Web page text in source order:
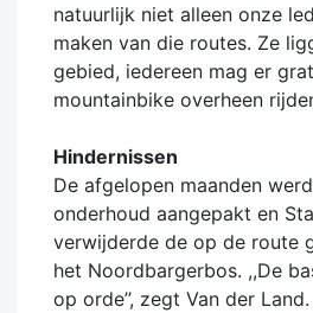
natuurlijk niet alleen onze
maken van die routes. Ze
gebied, iedereen mag er
mountainbike overheen
Hindernissen
De afgelopen maanden
onderhoud aangepakt en
verwijderde de op de route
het Noordbargerbos. ,,De
op orde’’, zegt Van der